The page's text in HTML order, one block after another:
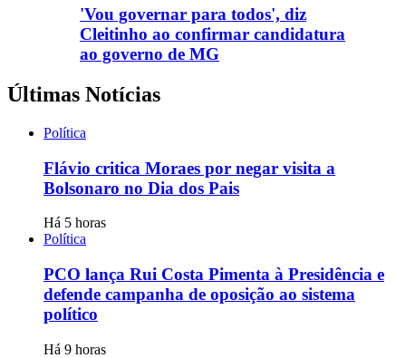
'Vou governar para todos', diz
Cleitinho ao confirmar candidatura
ao governo de MG
Últimas Notícias
Política
Flávio critica Moraes por negar visita a
Bolsonaro no Dia dos Pais
Há 5 horas
Política
PCO lança Rui Costa Pimenta à Presidência e
defende campanha de oposição ao sistema
político
Há 9 horas